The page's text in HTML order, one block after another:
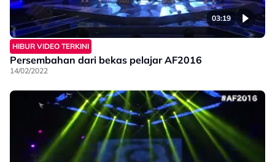
03:19
HIBUR VIDEO TERKINI
Persembahan dari bekas pelajar AF2016
14/02/2022